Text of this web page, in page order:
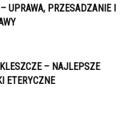
UPRAWA, PRZESADZANIE I
– NAJLEPSZE
ETERYCZNE